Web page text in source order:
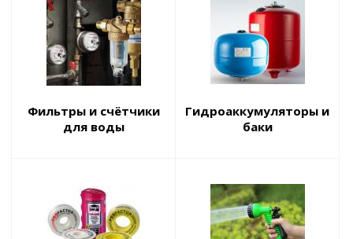
Фильтры и счётчики
для воды
Гидроаккумуляторы и
баки